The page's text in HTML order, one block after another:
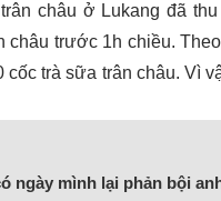
châu ở Lukang đã
châu trước 1h chiều.
trà sữa trân châu. Vì
ngày mình lại phản bội